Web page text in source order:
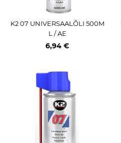
K2 07 UNIVERSAALÕLI 500M
L / AE
6,94 €